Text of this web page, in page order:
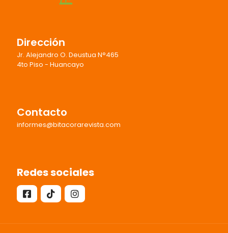
Dirección
Jr. Alejandro O. Deustua N°465
4to Piso - Huancayo
Contacto
informes@bitacorarevista.com
Redes sociales